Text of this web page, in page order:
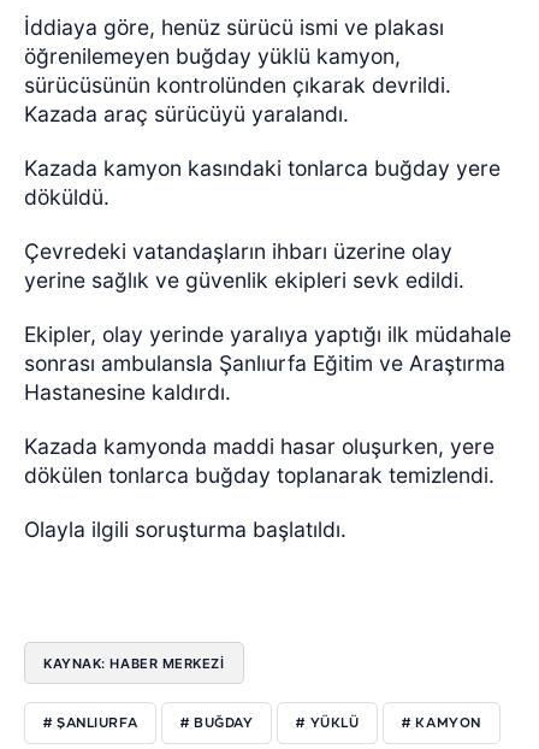
İddiaya göre, henüz sürücü ismi ve plakası
öğrenilemeyen buğday yüklü kamyon,
sürücüsünün kontrolünden çıkarak devrildi.
Kazada araç sürücüyü yaralandı.
Kazada kamyon kasındaki tonlarca buğday yere
döküldü.
Çevredeki vatandaşların ihbarı üzerine olay
yerine sağlık ve güvenlik ekipleri sevk edildi.
Ekipler, olay yerinde yaralıya yaptığı ilk müdahale
sonrası ambulansla Şanlıurfa Eğitim ve Araştırma
Hastanesine kaldırdı.
Kazada kamyonda maddi hasar oluşurken, yere
dökülen tonlarca buğday toplanarak temizlendi.
Olayla ilgili soruşturma başlatıldı.
KAYNAK: HABER MERKEZİ
# ŞANLIURFA # BUĞDAY # YÜKLÜ # KAMYON